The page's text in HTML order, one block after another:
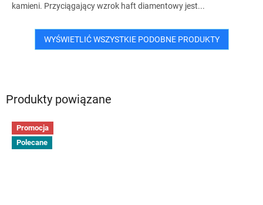
Produkty powiązane
Promocja
Polecane
kamieni. Przyciągający wzrok haft diamentowy jest...
WYŚWIETLIĆ WSZYSTKIE PODOBNE PRODUKTY